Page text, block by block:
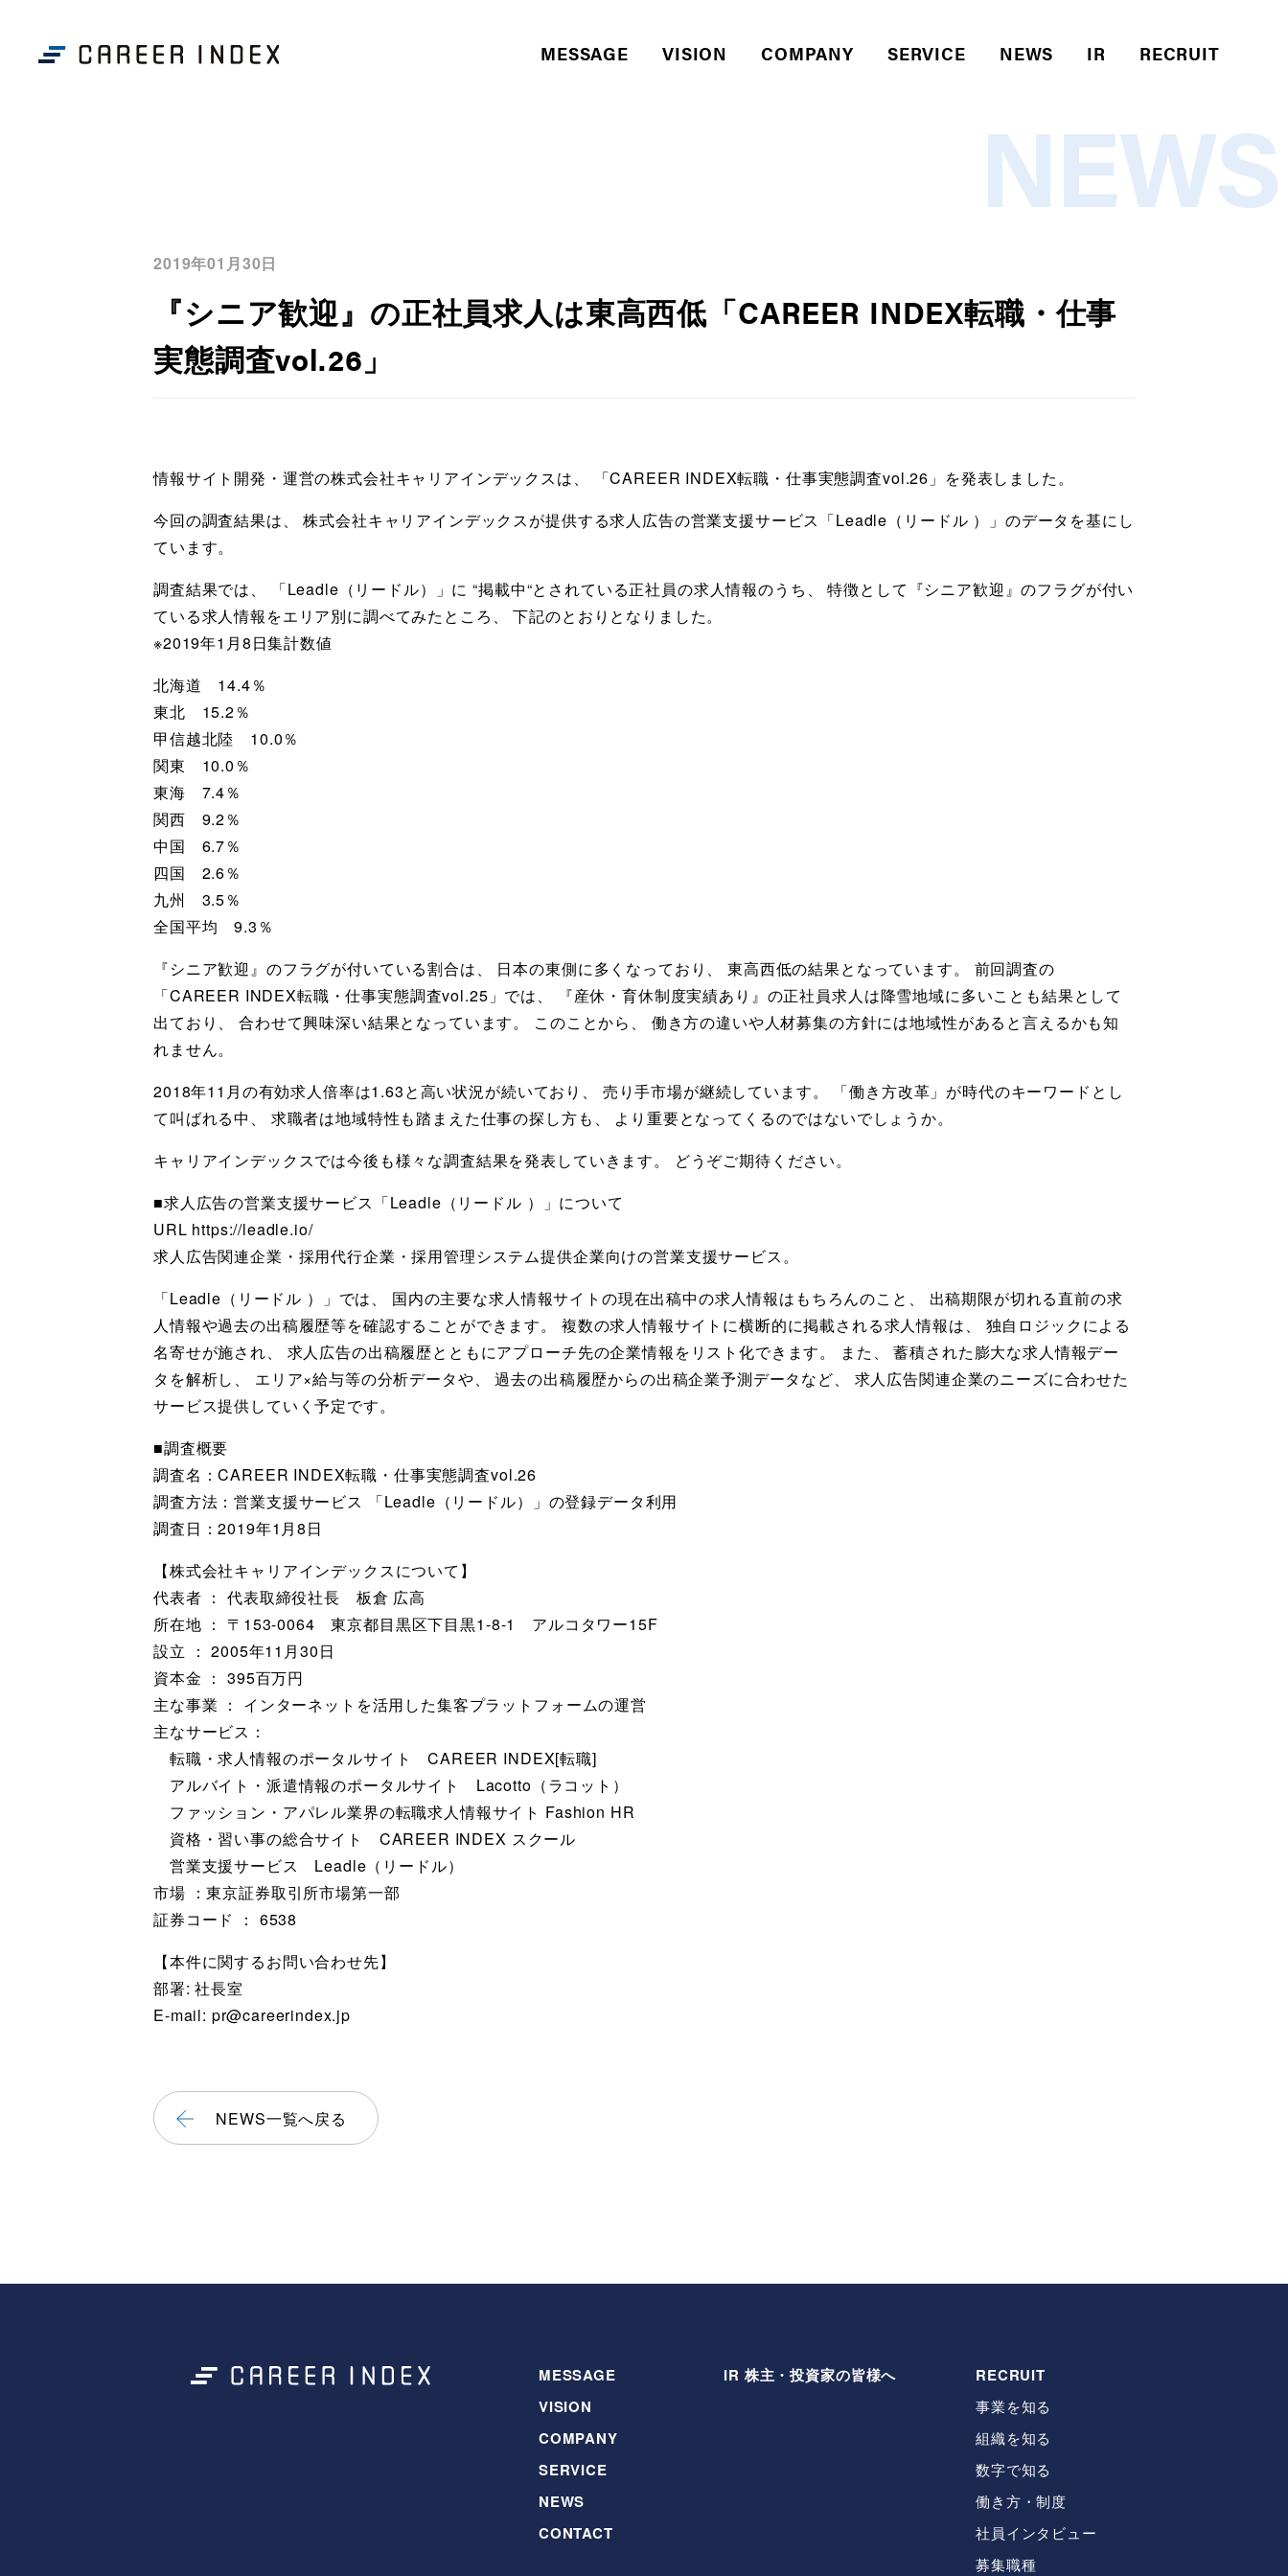
MESSAGE VISION COMPANY SERVICE NEWS IR RECRUIT
NEWS
2019年01月30日
『シニア歓迎』の正社員求人は東高西低「CAREER INDEX転職・仕事
実態調査vol.26」
情報サイト開発・運営の株式会社キャリアインデックスは、 「CAREER INDEX転職・仕事実態調査vol.26」を発表しました。
今回の調査結果は、 株式会社キャリアインデックスが提供する求人広告の営業支援サービス「Leadle（リードル ）」のデータを基にし
ています。
調査結果では、 「Leadle（リードル）」に “掲載中“とされている正社員の求人情報のうち、 特徴として『シニア歓迎』のフラグが付い
ている求人情報をエリア別に調べてみたところ、 下記のとおりとなりました。
※2019年1月8日集計数値
北海道 14.4％
東北 15.2％
甲信越北陸 10.0％
関東 10.0％
東海 7.4％
関西 9.2％
中国 6.7％
四国 2.6％
九州 3.5％
全国平均 9.3％
『シニア歓迎』のフラグが付いている割合は、 日本の東側に多くなっており、 東高西低の結果となっています。 前回調査の
「CAREER INDEX転職・仕事実態調査vol.25」では、 『産休・育休制度実績あり』の正社員求人は降雪地域に多いことも結果として
出ており、 合わせて興味深い結果となっています。 このことから、 働き方の違いや人材募集の方針には地域性があると言えるかも知
れません。
2018年11月の有効求人倍率は1.63と高い状況が続いており、 売り手市場が継続しています。 「働き方改革」が時代のキーワードとし
て叫ばれる中、 求職者は地域特性も踏まえた仕事の探し方も、 より重要となってくるのではないでしょうか。
キャリアインデックスでは今後も様々な調査結果を発表していきます。 どうぞご期待ください。
■求人広告の営業支援サービス「Leadle（リードル ）」について
URL https://leadle.io/
求人広告関連企業・採用代行企業・採用管理システム提供企業向けの営業支援サービス。
「Leadle（リードル ）」では、 国内の主要な求人情報サイトの現在出稿中の求人情報はもちろんのこと、 出稿期限が切れる直前の求
人情報や過去の出稿履歴等を確認することができます。 複数の求人情報サイトに横断的に掲載される求人情報は、 独自ロジックによる
名寄せが施され、 求人広告の出稿履歴とともにアプローチ先の企業情報をリスト化できます。 また、 蓄積された膨大な求人情報デー
タを解析し、 エリア×給与等の分析データや、 過去の出稿履歴からの出稿企業予測データなど、 求人広告関連企業のニーズに合わせた
サービス提供していく予定です。
■調査概要
調査名：CAREER INDEX転職・仕事実態調査vol.26
調査方法：営業支援サービス 「Leadle（リードル）」の登録データ利用
調査日：2019年1月8日
【株式会社キャリアインデックスについて】
代表者 ： 代表取締役社長 板倉 広高
所在地 ： 〒153-0064 東京都目黒区下目黒1-8-1 アルコタワー15F
設立 ： 2005年11月30日
資本金 ： 395百万円
主な事業 ： インターネットを活用した集客プラットフォームの運営
主なサービス：
転職・求人情報のポータルサイト CAREER INDEX[転職]
アルバイト・派遣情報のポータルサイト Lacotto（ラコット）
ファッション・アパレル業界の転職求人情報サイト Fashion HR
資格・習い事の総合サイト CAREER INDEX スクール
営業支援サービス Leadle（リードル）
市場 ：東京証券取引所市場第一部
証券コード ： 6538
【本件に関するお問い合わせ先】
部署: 社長室
E-mail: pr@careerindex.jp
NEWS一覧へ戻る
MESSAGE
VISION
COMPANY
SERVICE
NEWS
CONTACT
IR 株主・投資家の皆様へ RECRUIT
事業を知る
組織を知る
数字で知る
働き方・制度
社員インタビュー
募集職種